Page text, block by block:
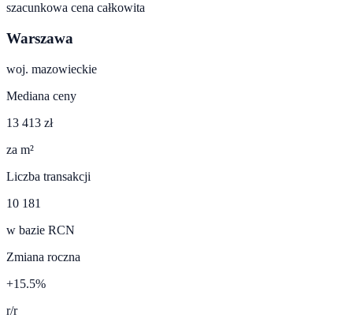
szacunkowa cena całkowita
Warszawa
woj. mazowieckie
Mediana ceny
13 413 zł
za m²
Liczba transakcji
10 181
w bazie RCN
Zmiana roczna
+15.5%
r/r